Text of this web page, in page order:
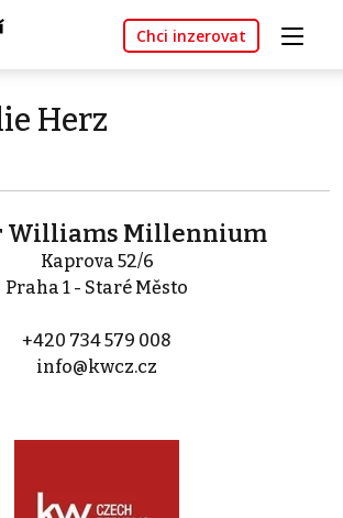
Chci inzerovat
Herz
Williams Millennium
Kaprova 52/6
Praha 1 - Staré Město
+420 734 579 008
info@kwcz.cz